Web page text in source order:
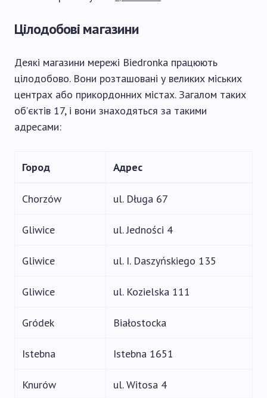
Цілодобові магазини
Деякі магазини мережі Biedronka працюють
цілодобово. Вони розташовані у великих міських
центрах або прикордонних містах. Загалом таких
об’єктів 17, і вони знаходяться за такими
адресами:
Город Адрес
Chorzów ul. Długa 67
Gliwice ul. Jedności 4
Gliwice ul. I. Daszyńskiego 135
Gliwice ul. Kozielska 111
Gródek Białostocka
Istebna Istebna 1651
Knurów ul. Witosa 4